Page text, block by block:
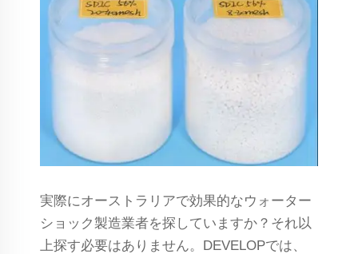
実際にオーストラリアで効果的なウォーター
ショック製造業者を探していますか？それ以
上探す必要はありません。DEVELOPでは、